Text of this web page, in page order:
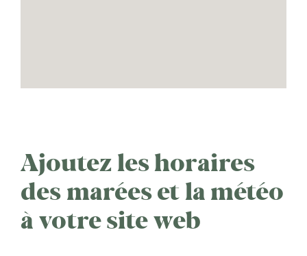
Ajoutez les horaires
des marées et la météo
à votre site web